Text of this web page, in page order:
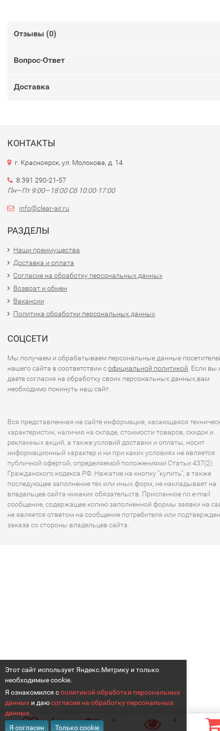
Этот сайт использует Яндекс.Метрику и только
необходимые cookie.
Я ознакомился с политикой обработки персональных
данных и даюсогласие на обработку персональных
данных.
Я согласен
Только cookie
Отзывы (0)
Вопрос-Ответ
Доставка
КОНТАКТЫ
г. Красноярск, ул. Молокова, д. 14
8 391 290-21-57
Пн—Пт 9:00—18:00 Сб 10:00-17:00
info@clear-air.ru
РАЗДЕЛЫ
Наши преимущества
Доставка и оплата
Согласие на обработку персональных данных
Возврат и обмен
Вакансии
Политика обработки персональных данных
СОЦСЕТИ
Мы получаем и обрабатываем персональные данные
нашего сайта в соответствии софициальной политикой . Если вы
даете согласия на обработку своих персональных данных,вам
необходимо покинуть наш сайт.
Вся представленная на сайте информация, касающаяся
характеристик, наличия на складе, стоимости товаров, скидок и
рекламных акций, а также условий доставки и оплаты, носит
информационный характер и ни при каких условиях не является
публичной офертой, определяемой положениями Статьи 437(2)
Гражданского кодекса РФ. Нажатие на кнопку "купить", а также
последующее заполнение тех или иных форм, не накладывает на
владельцев сайта никаких обязательств. Присланное по e-mail
сообщение, содержащее копию заполненной формы заявки на
не является ответом на сообщение потребителя или
заказа со стороны владельцев сайта.
0 0 0